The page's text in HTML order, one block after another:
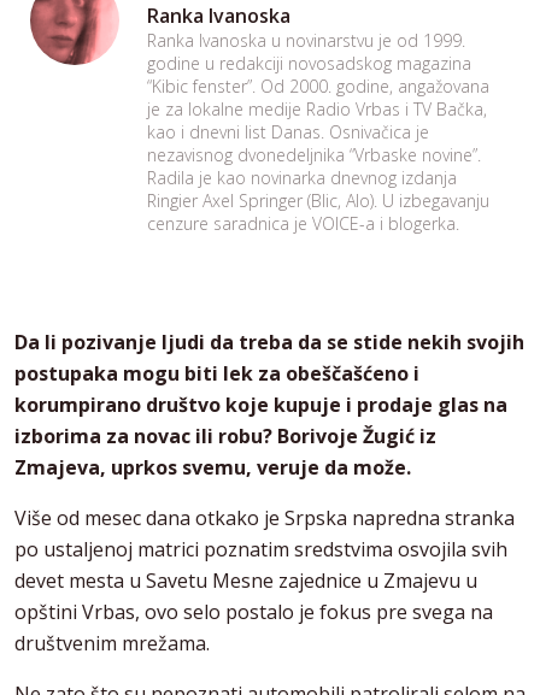
Ranka Ivanoska
Ranka Ivanoska u novinarstvu je od 1999.
godine u redakciji novosadskog magazina
“Kibic fenster”. Od 2000. godine, angažovana
je za lokalne medije Radio Vrbas i TV Bačka,
kao i dnevni list Danas. Osnivačica je
nezavisnog dvonedeljnika “Vrbaske novine”.
Radila je kao novinarka dnevnog izdanja
Ringier Axel Springer (Blic, Alo). U izbegavanju
cenzure saradnica je VOICE-a i blogerka.
Da li pozivanje ljudi da treba da se stide nekih svojih
postupaka mogu biti lek za obeščašćeno i
korumpirano društvo koje kupuje i prodaje glas na
izborima za novac ili robu? Borivoje Žugić iz
Zmajeva, uprkos svemu, veruje da može.
Više od mesec dana otkako je Srpska napredna stranka
po ustaljenoj matrici poznatim sredstvima osvojila svih
devet mesta u Savetu Mesne zajednice u Zmajevu u
opštini Vrbas, ovo selo postalo je fokus pre svega na
društvenim mrežama.